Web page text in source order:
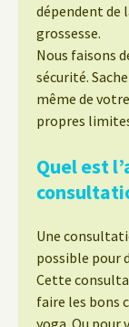
dépendent de
grossesse.
Nous faisons
sécurité.
même de
propres
Quel est
Une
possible pour
Cette
faire les bons